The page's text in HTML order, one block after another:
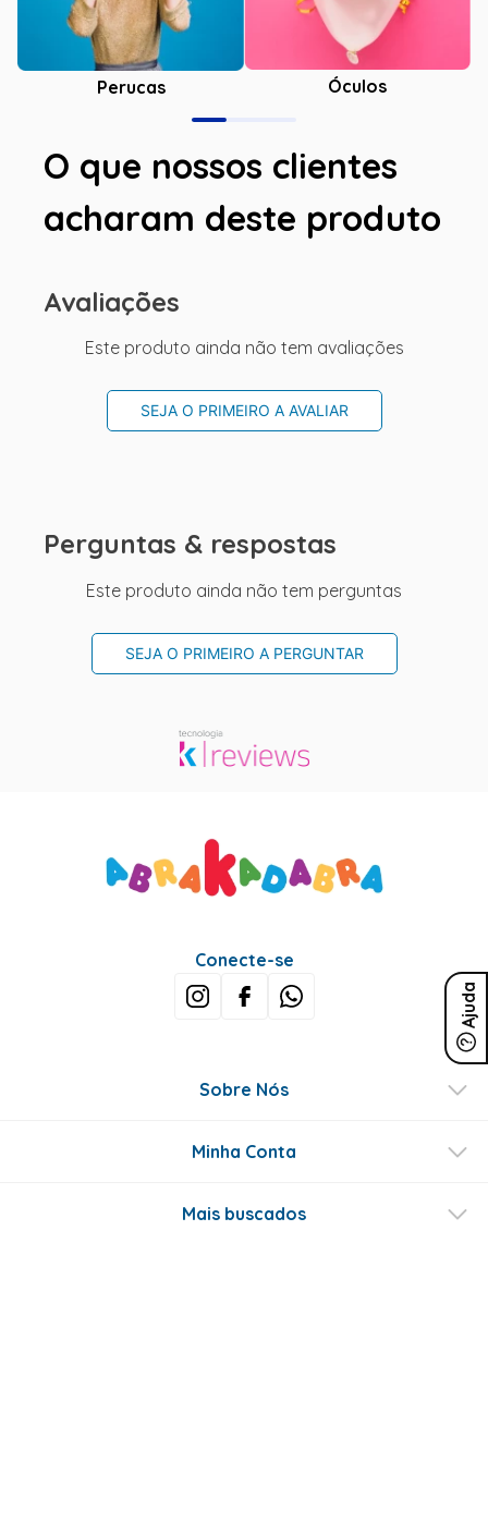
Perucas Óculos
O que nossos clientes
acharam deste produto
Avaliações
Este produto ainda não tem avaliações
SEJA O PRIMEIRO A AVALIAR
Perguntas & respostas
Este produto ainda não tem perguntas
SEJA O PRIMEIRO A PERGUNTAR
Ajuda
Conecte-se
Sobre Nós
Minha Conta
Mais buscados